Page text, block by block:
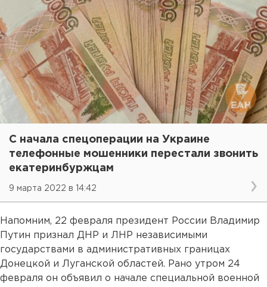
С начала спецоперации на Украине
телефонные мошенники перестали звонить
екатеринбуржцам
9 марта 2022 в 14:42
Напомним, 22 февраля президент России Владимир
Путин признал ДНР и ЛНР независимыми
государствами в административных границах
Донецкой и Луганской областей. Рано утром 24
февраля он объявил о начале специальной военной